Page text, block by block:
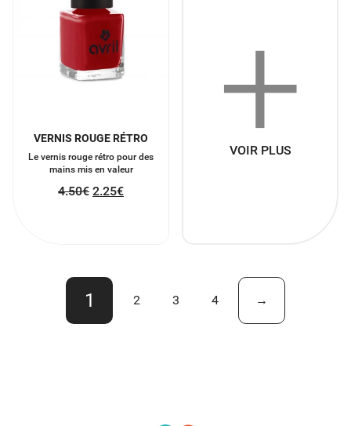
VERNIS ROUGE RÉTRO
Le vernis rouge rétro pour des
mains mis en valeur
4.50€ 2.25€
+
VOIR PLUS
1 2 3 4 →